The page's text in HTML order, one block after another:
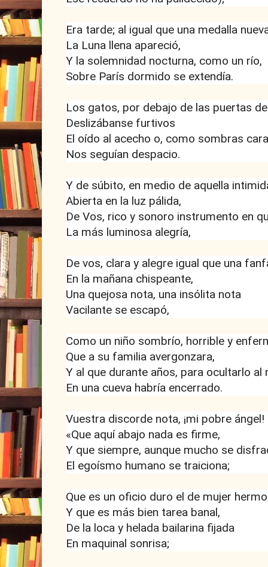
Era tarde; al igual que una medalla
La Luna llena apareció,
Y la solemnidad nocturna, como un río,
Sobre París dormido se extendía.
Los gatos, por debajo de las puertas
Deslizábanse furtivos
El oído al acecho o, como sombras
Nos seguían despacio.
Y de súbito, en medio de aquella
Abierta en la luz pálida,
De Vos, rico y sonoro instrumento en
La más luminosa alegría,
De vos, clara y alegre igual que una
En la mañana chispeante,
Una quejosa nota, una insólita nota
Vacilante se escapó,
Como un niño sombrío, horrible y
Que a su familia avergonzara,
Y al que durante años, para ocultarlo al
En una cueva habría encerrado.
Vuestra discorde nota, ¡mi pobre ángel!
«Que aquí abajo nada es firme,
Y que siempre, aunque mucho se
El egoísmo humano se traiciona;
Que es un oficio duro el de mujer
Y que es más bien tarea banal,
De la loca y helada bailarina fijada
En maquinal sonrisa;